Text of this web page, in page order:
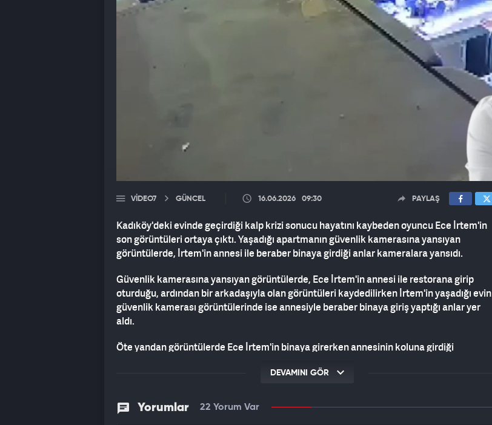
VIDEO7 GÜNCEL 16.06.2026 09:30 PAYLAŞ
Kadıköy'deki evinde geçirdiği kalp krizi sonucu hayatını kaybeden oyuncu Ece İrtem'in
son görüntüleri ortaya çıktı. Yaşadığı apartmanın güvenlik kamerasına yansıyan
görüntülerde, İrtem'in annesi ile beraber binaya girdiği anlar kameralara yansıdı.
Güvenlik kamerasına yansıyan görüntülerde, Ece İrtem'in annesi ile restorana girip
oturduğu, ardından bir arkadaşıyla olan görüntüleri kaydedilirken İrtem'in yaşadığı evin
güvenlik kamerası görüntülerinde ise annesiyle beraber binaya giriş yaptığı anlar yer
aldı.
Öte yandan görüntülerde Ece İrtem'in binaya girerken annesinin koluna girdiği
DEVAMINI GÖR
Yorumlar 22 Yorum Var